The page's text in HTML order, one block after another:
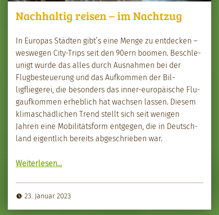
Nachhaltig reisen – im Nachtzug
In Europas Städten gibt’s eine Menge zu ent­deck­en –
weswe­gen City-Trips seit den 90ern boomen. Beschle­
u­nigt wurde das alles durch Aus­nah­men bei der
Flugbesteuerung und das Aufkom­men der Bil­
ligfliegerei, die beson­ders das inner-europäis­che Flu­
gaufkom­men erhe­blich hat wach­sen lassen. Diesem
kli­maschädlichen Trend stellt sich seit weni­gen
Jahren eine Mobil­itäts­form ent­ge­gen, die in Deutsch­
land eigentlich bere­its abgeschrieben war.
Weit­er­lesen…
23. Januar 2023